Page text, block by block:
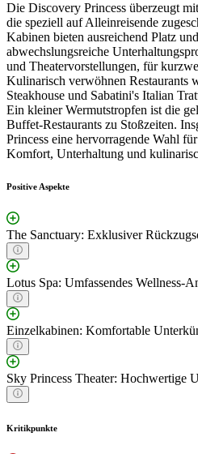
Die Discovery Princess überzeugt
die speziell auf Alleinreisende
Kabinen bieten ausreichend Platz
abwechslungsreiche
und Theatervorstellungen, für
Kulinarisch verwöhnen Restaurants
Steakhouse und Sabatini's Italian
Ein kleiner Wermutstropfen ist die
Buffet-Restaurants zu Stoßzeiten.
Princess eine hervorragende Wahl
Komfort, Unterhaltung und
Positive Aspekte
The Sanctuary: Exklusiver
Lotus Spa: Umfassendes Wellness-
Einzelkabinen: Komfortable
Sky Princess Theater: Hochwertige
Kritikpunkte